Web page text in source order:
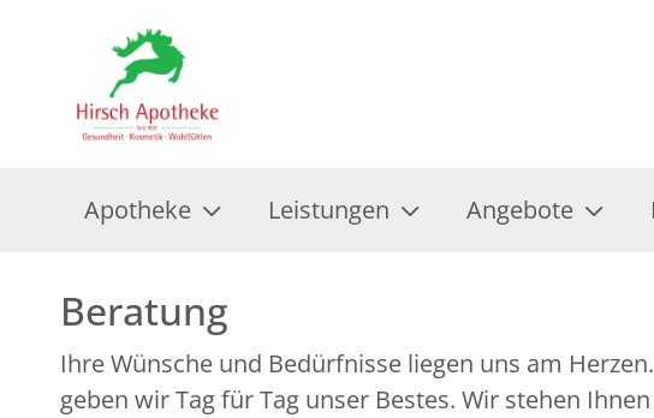
Apotheke Leistungen Angebote
Beratung
Ihre Wünsche und Bedürfnisse liegen uns am
geben wir Tag für Tag unser Bestes. Wir stehen